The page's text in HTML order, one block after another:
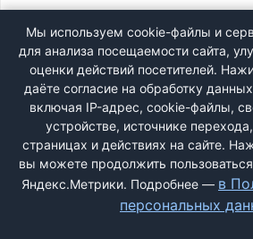
ВХОД
РЕГИСТРАЦИЯ
Быстрая регистрациячерез соцсети:
Мы используем cookie-файлы и
для анализа посещаемости сайта,
оценки действий посетителей.
даёте согласие на обработку
включая IP-адрес, cookie-файлы,
устройстве, источнике
страницах и действиях на сайте.
вы можете продолжить
Яндекс.Метрики. Подробнее — в
персональных